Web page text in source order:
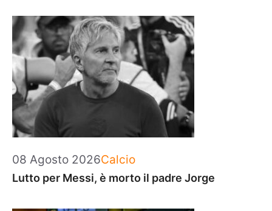
08 Agosto 2026Categorie
Calcio
Lutto per Messi, è morto il padre Jorge